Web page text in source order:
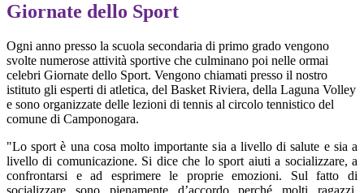
Giornate dello Sport
Ogni anno presso la scuola secondaria di primo grado vengono
svolte numerose attività sportive che culminano poi nelle ormai
celebri Giornate dello Sport. Vengono chiamati presso il nostro
istituto gli esperti di atletica, del Basket Riviera, della Laguna Volley
e sono organizzate delle lezioni di tennis al circolo tennistico del
comune di Camponogara.
"Lo sport è una cosa molto importante sia a livello di salute e sia a
livello di comunicazione. Si dice che lo sport aiuti a socializzare, a
confrontarsi e ad esprimere le proprie emozioni. Sul fatto di